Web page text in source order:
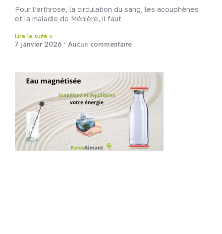
Pour l’arthrose, la circulation du sang, les acouphènes
et la maladie de Ménière, il faut
Lire la suite »
7 janvier 2026 Aucun commentaire